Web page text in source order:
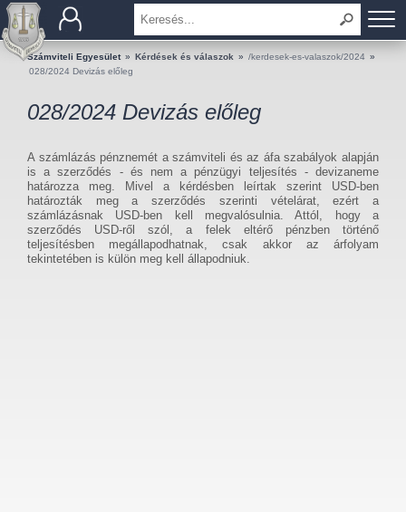
BEMUTATKOZÁS
TAGOK
KÉRDÉSEK ÉS VÁLASZOK
TUDÁSTÁR
KIADVÁNYOK
Számviteli Egyesület » Kérdések és válaszok » /kerdesek-es-valaszok/2024 »
028/2024 Devizás előleg
028/2024 Devizás előleg
A számlázás pénznemét a számviteli és az áfa szabályok alapján
is a szerződés - és nem a pénzügyi teljesítés - devizaneme
határozza meg. Mivel a kérdésben leírtak szerint USD-ben
határozták meg a szerződés szerinti vételárat, ezért a
számlázásnak USD-ben kell megvalósulnia. Attól, hogy a
szerződés USD-ről szól, a felek eltérő pénzben történő
teljesítésben megállapodhatnak, csak akkor az árfolyam
tekintetében is külön meg kell állapodniuk.